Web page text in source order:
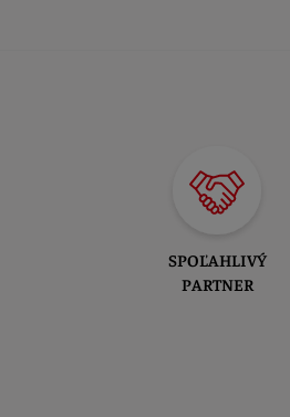
SPOĽAHLIVÝ
PARTNER